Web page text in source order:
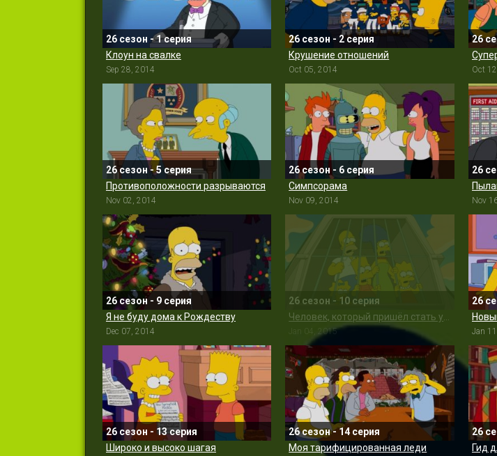
26 сезон - 1 серия
Клоун на свалке
Sep 28, 2014
26 сезон - 2 серия
Крушение отношений
Oct 05, 2014
26
Oct
26 сезон - 5 серия
Противоположности разрываются
Nov 02, 2014
26 сезон - 6 серия
Симпсорама
Nov 09, 2014
26
Nov
26 сезон - 9 серия
Я не буду дома к Рождеству
Dec 07, 2014
26 сезон - 10 серия
Jan 04, 2015
26
Jan
26 сезон - 13 серия
Широко и высоко шагая
26 сезон - 14 серия
Моя тарифицированная леди
26
Гид